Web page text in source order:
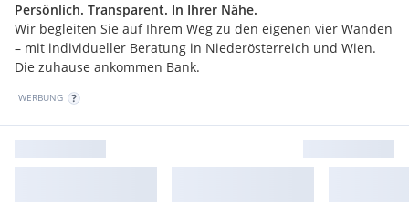
Persönlich. Transparent. In Ihrer Nähe.
Wir begleiten Sie auf Ihrem Weg zu den eigenen vier Wänden
– mit individueller Beratung in Niederösterreich und Wien.
Die zuhause ankommen Bank.
WERBUNG